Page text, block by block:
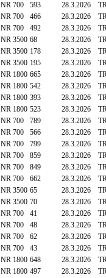
NR 700 593 28.3.2026
NR 700 466 28.3.2026
NR 700 492 28.3.2026
NR 3500 68 28.3.2026
NR 3500 178 28.3.2026
NR 3500 195 28.3.2026
NR 1800 665 28.3.2026
NR 1800 542 28.3.2026
NR 1800 393 28.3.2026
NR 1800 523 28.3.2026
NR 700 789 28.3.2026
NR 700 566 28.3.2026
NR 700 799 28.3.2026
NR 700 859 28.3.2026
NR 700 849 28.3.2026
NR 700 662 28.3.2026
NR 3500 65 28.3.2026
NR 3500 70 28.3.2026
NR 700 41 28.3.2026
NR 700 48 28.3.2026
NR 700 62 28.3.2026
NR 700 43 28.3.2026
NR 1800 648 28.3.2026
NR 1800 497 28.3.2026